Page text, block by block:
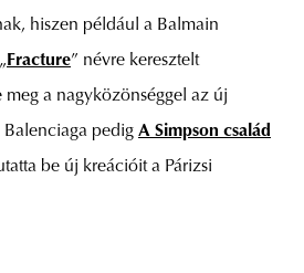
hiszen például a Balmain
Fracture” névre keresztelt
meg a nagyközönséggel az új
pedig A Simpson család
be új kreációit a Párizsi